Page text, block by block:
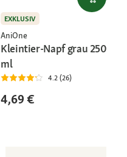
EXKLUSIV
AniOne
Kleintier-Napf grau 250
ml
4.2 (26)
4,69 €